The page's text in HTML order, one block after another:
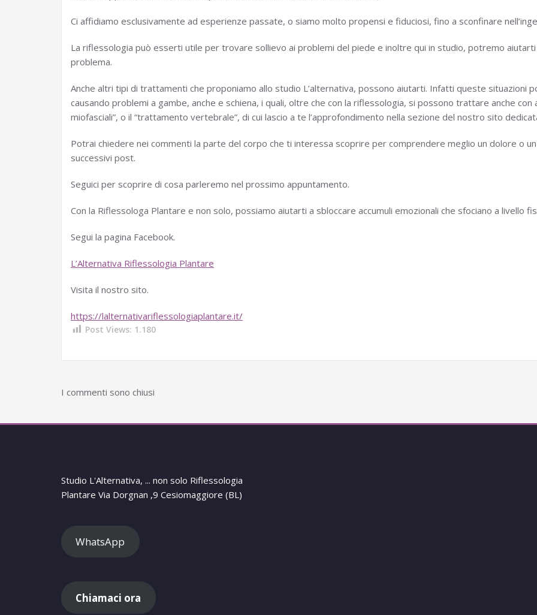
Ci affidiamo esclusivamente ad esperienze passate, o siamo molto propensi e fiduciosi, fino a sconfinare
La riflessologia può esserti utile per trovare sollievo ai problemi del piede e inoltre qui in studio, potremo
problema.
Anche altri tipi di trattamenti che proponiamo allo studio L’alternativa, possono aiutarti. Infatti queste situazioni
causando problemi a gambe, anche e schiena, i quali, oltre che con la riflessologia, si possono trattare anche
miofasciali”, o il “trattamento vertebrale”, di cui lascio a te l’approfondimento nella sezione del nostro sito
Potrai chiedere nei commenti la parte del corpo che ti interessa scoprire per comprendere meglio un dolore o
successivi post.
Seguici per scoprire di cosa parleremo nel prossimo appuntamento.
Con la Riflessologa Plantare e non solo, possiamo aiutarti a sbloccare accumuli emozionali che sfociano a livello
Segui la pagina Facebook.
L’Alternativa Riflessologia Plantare
Visita il nostro sito.
https://lalternativariflessologiaplantare.it/
Post Views: 1.180
I commenti sono chiusi
Studio L'Alternativa, ... non solo Riflessologia
Plantare Via Dorgnan ,9 Cesiomaggiore (BL)
WhatsApp
Chiamaci ora